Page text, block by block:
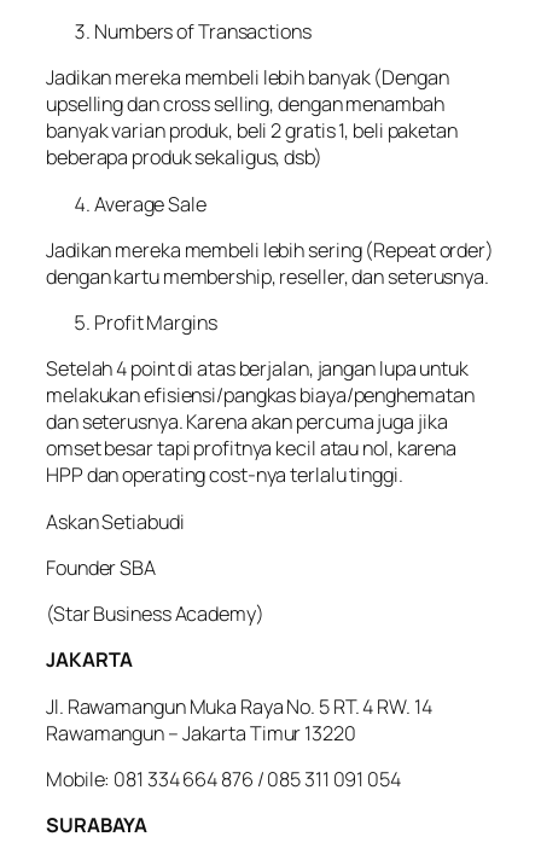
Numbers of Transactions
Jadikan mereka membeli lebih banyak (Dengan
upselling dan cross selling, dengan menambah
banyak varian produk, beli 2 gratis 1, beli paketan
beberapa produk sekaligus, dsb)
Average Sale
Jadikan mereka membeli lebih sering (Repeat order)
dengan kartu membership, reseller, dan seterusnya.
Profit Margins
Setelah 4 point di atas berjalan, jangan lupa untuk
melakukan efisiensi/pangkas biaya/penghematan
dan seterusnya. Karena akan percuma juga jika
omset besar tapi profitnya kecil atau nol, karena
HPP dan operating cost-nya terlalu tinggi.
Askan Setiabudi
Founder SBA
(Star Business Academy)
JAKARTA
Jl. Rawamangun Muka Raya No. 5 RT. 4 RW. 14
Rawamangun – Jakarta Timur 13220
Mobile: 081 334 664 876 / 085 311 091 054
SURABAYA